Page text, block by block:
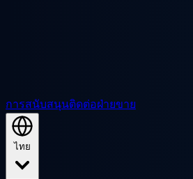
การสนับสนุนติดต่อฝ่ายขาย
ไทย